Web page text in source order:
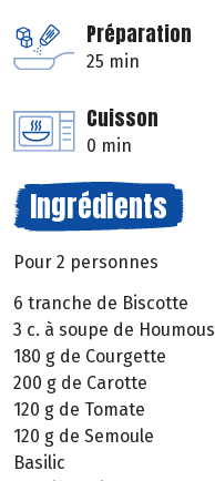
Préparation
25 min
Cuisson
0 min
Ingrédients
Pour 2 personnes
6 tranche de Biscotte
3 c. à soupe de Houmous
180 g de Courgette
200 g de Carotte
120 g de Tomate
120 g de Semoule
Basilic